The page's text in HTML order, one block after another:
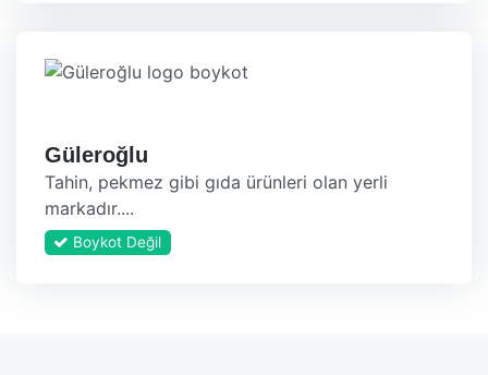
Güleroğlu
Tahin, pekmez gibi gıda ürünleri olan yerli
markadır....
Boykot Değil